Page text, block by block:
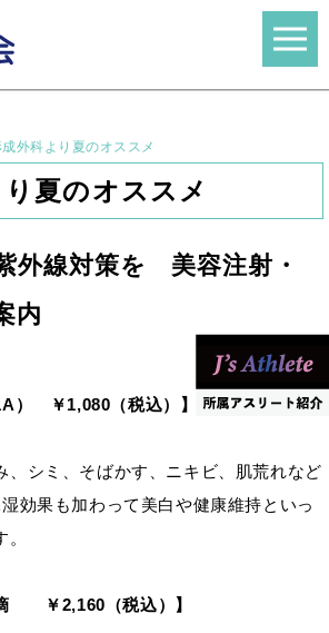
成外科より夏のオススメ
夏のオススメ
外線対策を 美容注射・
内
） ￥1,080（税込）】
、シミ、そばかす、ニキビ、肌荒れなど
効果も加わって美白や健康維持といっ
￥2,160（税込）】